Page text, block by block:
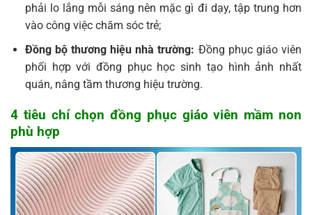
phải lo lắng mỗi sáng nên mặc gì đi dạy, tập trung hơn
vào công việc chăm sóc trẻ;
Đồng bộ thương hiệu nhà trường: Đồng phục giáo viên
phối hợp với đồng phục học sinh tạo hình ảnh nhất
quán, nâng tầm thương hiệu trường.
4 tiêu chí chọn đồng phục giáo viên mầm non
phù hợp